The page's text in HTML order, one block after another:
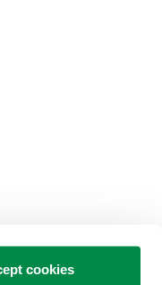
cookies